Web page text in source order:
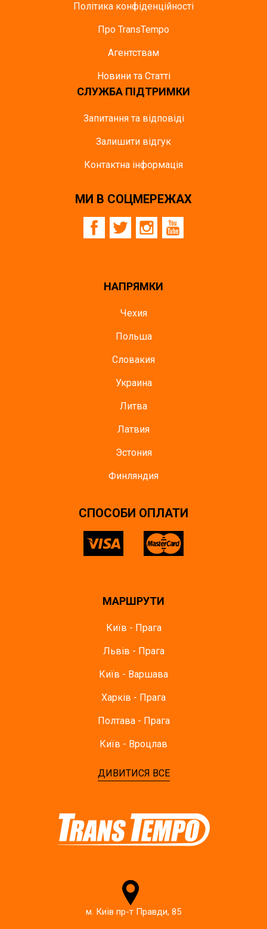
Політика конфіденційності
Про TransTempo
Агентствам
Новини та Статті
СЛУЖБА ПІДТРИМКИ
Запитання та відповіді
Залишити відгук
Контактна інформація
МИ В СОЦМЕРЕЖАХ
НАПРЯМКИ
Чехия
Польша
Словакия
Украина
Литва
Латвия
Эстония
Финляндия
СПОСОБИ ОПЛАТИ
МАРШРУТИ
Київ - Прага
Львів - Прага
Київ - Варшава
Харків - Прага
Полтава - Прага
Київ - Вроцлав
ДИВИТИСЯ ВСЕ
м. Київ пр-т Правди, 85